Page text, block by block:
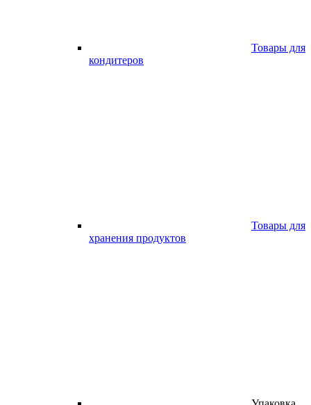
Товары для
кондитеров
Товары для
хранения продуктов